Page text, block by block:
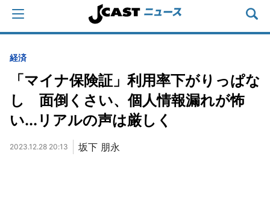
経済
「マイナ保険証」利用率下がりっぱな
し 面倒くさい、個人情報漏れが怖
い...リアルの声は厳しく
2023.12.28 20:13 坂下 朋永